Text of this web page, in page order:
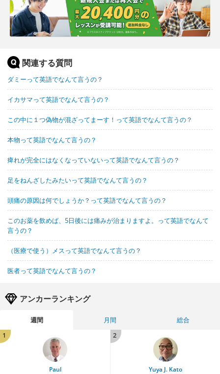
関連する質問
ダミーって英語でなんて言うの？
イカサマって英語でなんて言うの？
この中に１つ偽物が混ざってまーす！って英語でなんて言うの？
本物って英語でなんて言うの？
痺れが完全にはなくなっていないって英語でなんて言うの？
足をねんざしたみたいって英語でなんて言うの？
頭痛の原因は何でしょうか？って英語でなんて言うの？
このお薬を飲めば、5日後には痛みが治まりますよ。って英語でなんて
言うの？
（医療で使う）メスって英語でなんて言うの？
医者って英語でなんて言うの？
アンカーランキング
週間 月間
総合
1
Paul
2
Yuya J. Kato